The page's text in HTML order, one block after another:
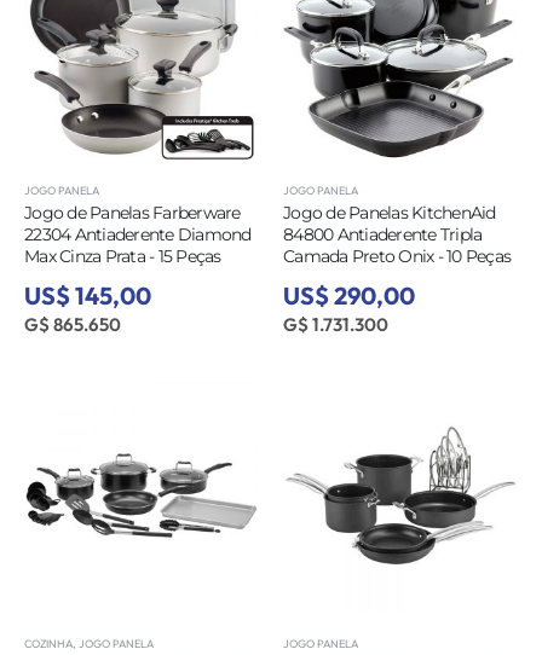
JOGO PANELA
Jogo de Panelas Farberware
22304 Antiaderente Diamond
Max Cinza Prata - 15 Peças
US$ 145,00
G$ 865.650
JOGO PANELA
Jogo de Panelas KitchenAid
84800 Antiaderente Tripla
Camada Preto Onix - 10 Peças
US$ 290,00
G$ 1.731.300
COZINHA JOGO PANELA JOGO PANELA